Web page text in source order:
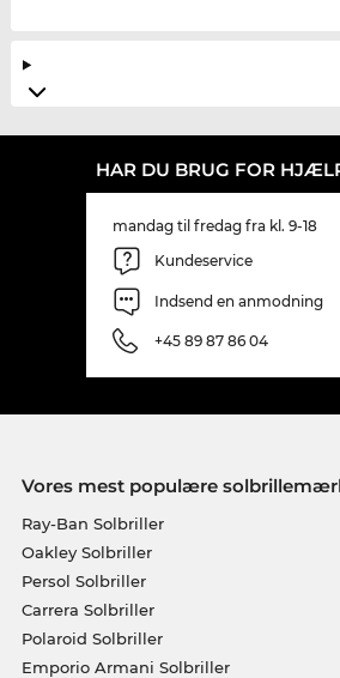
HAR DU BRUG FOR
mandag til fredag fra kl. 9-18
Kundeservice
Indsend en anmodning
+45 89 87 86 04
Vores mest populære
Ray-Ban Solbriller
Oakley Solbriller
Persol Solbriller
Carrera Solbriller
Polaroid Solbriller
Emporio Armani Solbriller